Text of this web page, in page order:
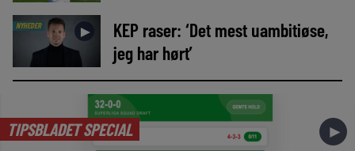
NYHEDER ►
KEP raser: ‘Det mest uambitiøse,
jeg har hørt’
TIPSBLADET SPECIAL ►